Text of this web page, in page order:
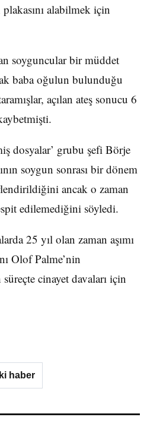
plakasını alabilmek için
soyguncular bir müddet
baba oğulun bulunduğu
açılan ateş sonucu 6
dosyalar’ grubu şefi Börje
soygun sonrası bir dönem
ancak o zaman
edilemediğini söyledi.
25 yıl olan zaman aşımı
Olof Palme’nin
cinayet davaları için
haber